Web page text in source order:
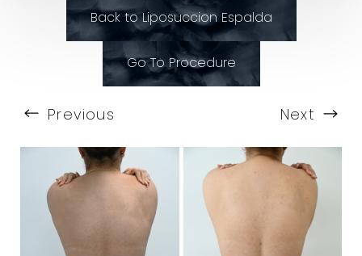
Back to Liposuccion Espalda
Go To Procedure
Previous Next